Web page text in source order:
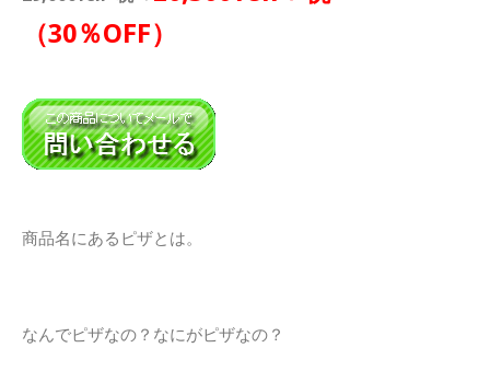
（30％OFF）
商品名にあるピザとは。
なんでピザなの？なにがピザなの？